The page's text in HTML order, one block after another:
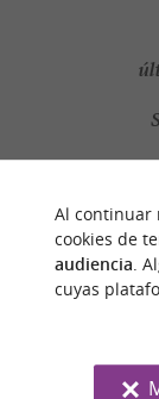
PARA
Descubrir
Al continuar
cookies de
audiencia .
cuyas